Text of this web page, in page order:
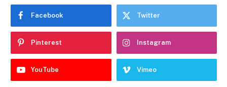
Facebook Twitter
Pinterest Instagram
YouTube Vimeo